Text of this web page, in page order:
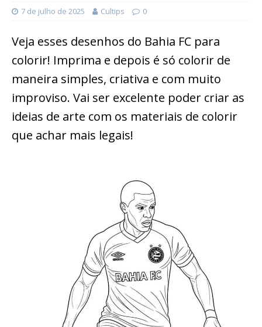
7 de julho de 2025 Cultips 0
Veja esses desenhos do Bahia FC para
colorir! Imprima e depois é só colorir de
maneira simples, criativa e com muito
improviso. Vai ser excelente poder criar as
ideias de arte com os materiais de colorir
que achar mais legais!